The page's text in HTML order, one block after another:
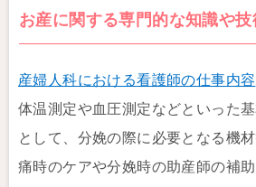
お産に関する専門的な知識や技
産婦人科における看護師の仕事内容
体温測定や血圧測定などといった
として、分娩の際に必要となる機
痛時のケアや分娩時の助産師の補